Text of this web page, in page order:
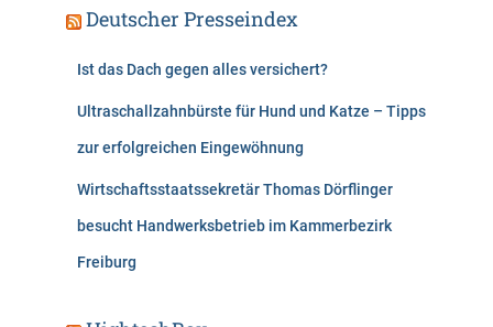
Deutscher Presseindex
Ist das Dach gegen alles versichert?
Ultraschallzahnbürste für Hund und Katze – Tipps
zur erfolgreichen Eingewöhnung
Wirtschaftsstaatssekretär Thomas Dörflinger
besucht Handwerksbetrieb im Kammerbezirk
Freiburg